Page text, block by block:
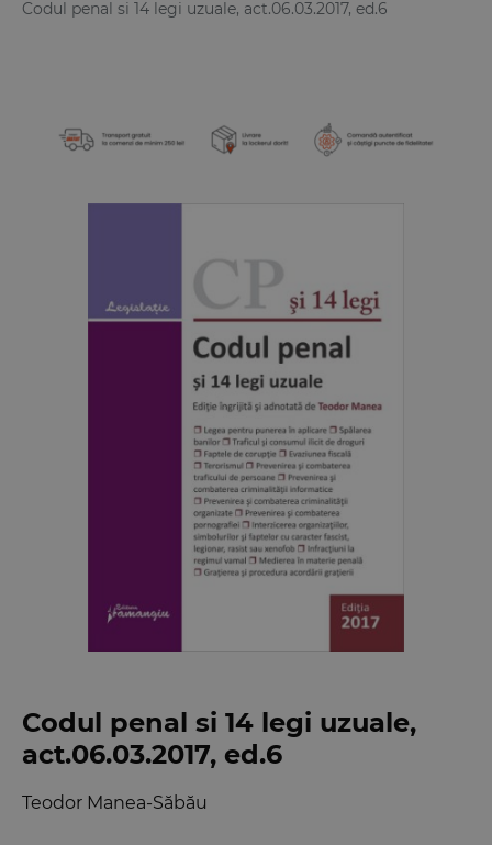
Codul penal si 14 legi uzuale, act.06.03.2017, ed.6
Codul penal si 14 legi uzuale,
act.06.03.2017, ed.6
Teodor Manea-Săbău